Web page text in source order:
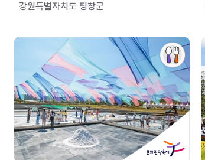
강원특별자치도 평창군